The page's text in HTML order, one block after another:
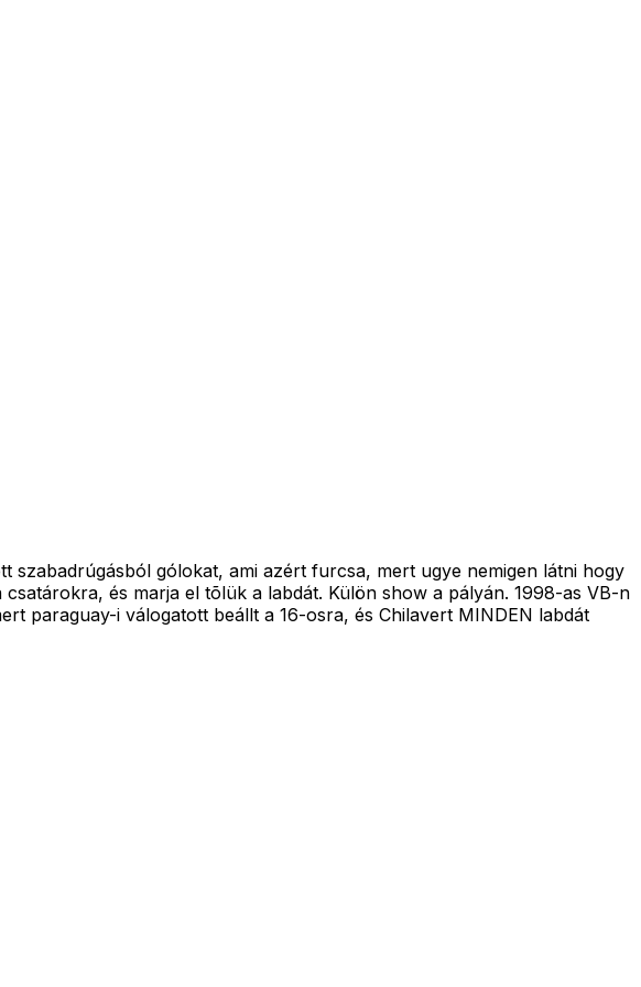
szabadrúgásból gólokat, ami azért furcsa, mert ugye nemigen látni hogy
és marja el tõlük a labdát. Külön show a pályán. 1998-as VB-n
paraguay-i válogatott beállt a 16-osra, és Chilavert MINDEN labdát